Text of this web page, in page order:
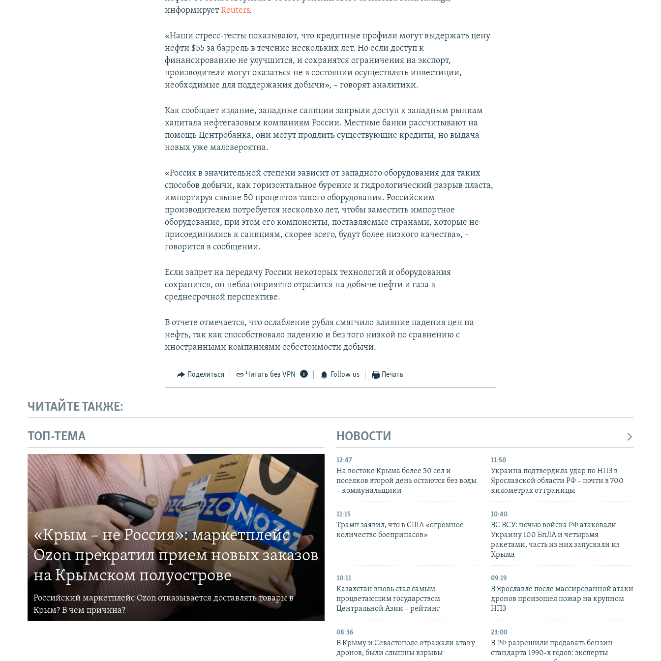
информируетReuters.
«Наши стресс-тесты показывают, что кредитные профили могут выдержать цену
нефти $55 за баррель в течение нескольких лет. Но если доступ к
финансированию не улучшится, и сохранятся ограничения на экспорт,
производители могут оказаться не в состоянии осуществлять инвестиции,
необходимые для поддержания добычи», – говорят аналитики.
Как сообщает издание, западные санкции закрыли доступ к западным рынкам
капитала нефтегазовым компаниям России. Местные банки рассчитывают на
помощь Центробанка, они могут продлить существующие кредиты, но выдача
новых уже маловероятна.
«Россия в значительной степени зависит от западного оборудования для таких
способов добычи, как горизонтальное бурение и гидрологический разрыв пласта,
импортируя свыше 50 процентов такого оборудования. Российским
производителям потребуется несколько лет, чтобы заместить импортное
оборудование, при этом его компоненты, поставляемые странами, которые не
присоединились к санкциям, скорее всего, будут более низкого качества», –
говорится в сообщении.
Если запрет на передачу России некоторых технологий и оборудования
сохранится, он неблагоприятно отразится на добыче нефти и газа в
среднесрочной перспективе.
В отчете отмечается, что ослабление рубля смягчило влияние падения цен на
нефть, так как способствовало падению и без того низкой по сравнению с
иностранными компаниями себестоимости добычи.
Поделиться Читать без VPN Follow us Печать
ЧИТАЙТЕ ТАКЖЕ:
ТОП-ТЕМА
«Крым – не Россия»: маркетплейс
Ozon прекратил прием новых заказов
на Крымском полуострове
Российский маркетплейс Ozon отказывается доставлять товары в
Крым? В чем причина?
НОВОСТИ
12:47
На востоке Крыма более 30 сел и
поселков второй день остаются без воды
– коммунальщики
11:50
Украина подтвердила удар по НПЗ в
Ярославской области РФ – почти в 700
километрах от границы
11:15
Трамп заявил, что в США «огромное
количество боеприпасов»
10:40
ВС ВСУ: ночью войска РФ атаковали
Украину 100 БпЛА и четырьмя
ракетами, часть из них запускали из
Крыма
10:11
Казахстан вновь стал самым
процветающим государством
Центральной Азии – рейтинг
09:19
В Ярославле после массированной атаки
дронов произошел пожар на крупном
НПЗ
08:36
В Крыму и Севастополе отражали атаку
дронов, были слышны взрывы
23:00
В РФ разрешили продавать бензин
стандарта 1990-х годов: эксперты